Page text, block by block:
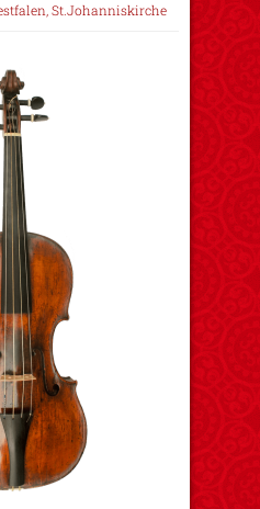
St.Johanniskirche